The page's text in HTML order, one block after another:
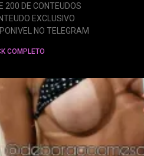
200 DE CONTEUDOS
EXCLUSIVO
NO TELEGRAM
COMPLETO